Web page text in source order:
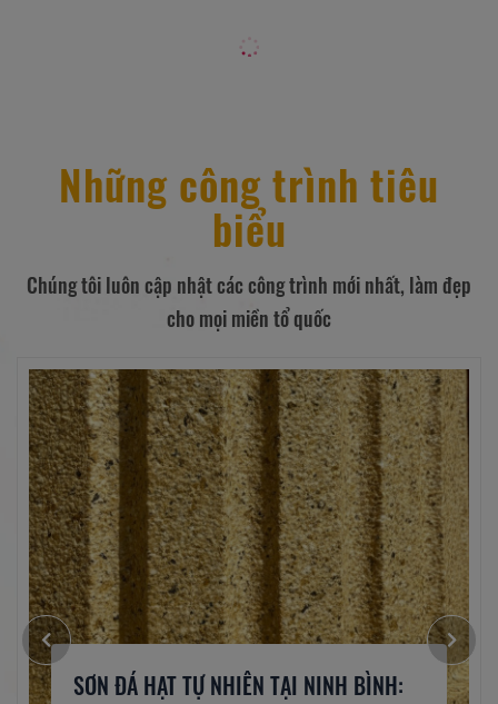
Những công trình tiêu
biểu
Chúng tôi luôn cập nhật các công trình mới nhất, làm đẹp
cho mọi miền tổ quốc
SƠN ĐÁ HẠT TỰ NHIÊN TẠI NINH BÌNH: